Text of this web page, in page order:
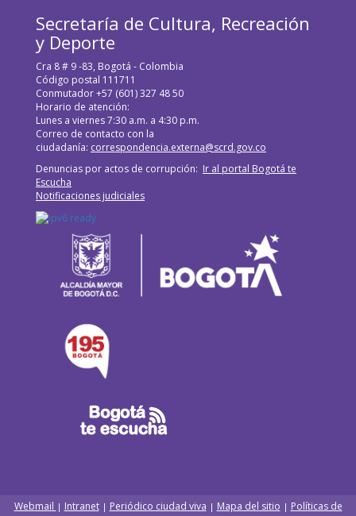
Secretaría de Cultura, Recreación
y Deporte
Cra 8 # 9 -83, Bogotá - Colombia
Código postal 111711
Conmutador +57 (601) 327 48 50
Horario de atención:
Lunes a viernes 7:30 a.m. a 4:30 p.m.
Correo de contacto con la
ciudadanía: correspondencia.externa@scrd.gov.co
Denuncias por actos de corrupción: Ir al portal Bogotá te
Escucha
Notificaciones judiciales
Webmail | Intranet| Periódico ciudad viva | Mapa del sitio | Políticas de